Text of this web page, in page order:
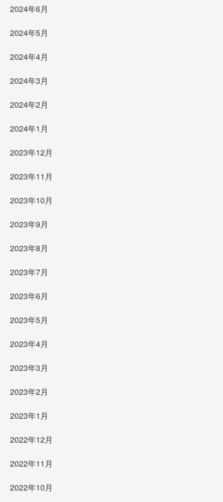
2024年6月
2024年5月
2024年4月
2024年3月
2024年2月
2024年1月
2023年12月
2023年11月
2023年10月
2023年9月
2023年8月
2023年7月
2023年6月
2023年5月
2023年4月
2023年3月
2023年2月
2023年1月
2022年12月
2022年11月
2022年10月